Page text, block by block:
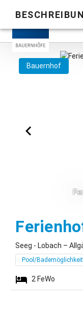
Bauernhof
Seeg - Lobach –
Pool/Bademöglichkeit
2 FeWo